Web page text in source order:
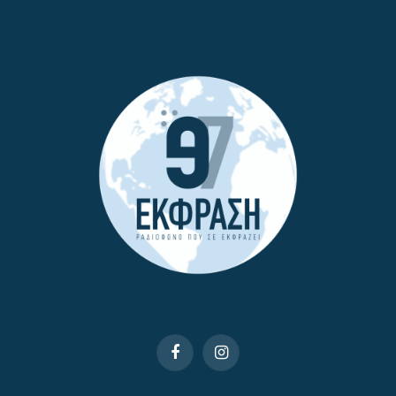
FacebookInstagram